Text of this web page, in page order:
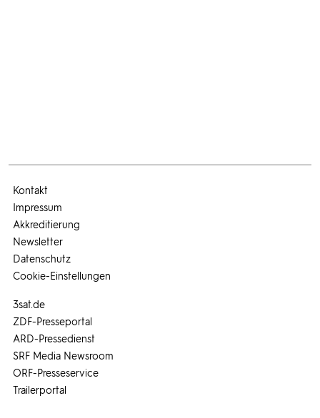
3sat.de
ZDF-Presseportal
ARD-Pressedienst
SRF Media Newsroom
ORF-Presseservice
Trailerportal
Kontakt
Impressum
Akkreditierung
Newsletter
Datenschutz
Cookie-Einstellungen